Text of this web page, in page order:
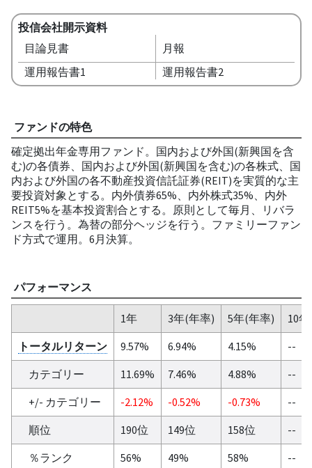
投信会社開示資料
目論見書
月報
運用報告書1
運用報告書2
ファンドの特色
確定拠出年金専用ファンド。国内および外国(新興国を含
む)の各債券、国内および外国(新興国を含む)の各株式、国
内および外国の各不動産投資信託証券(REIT)を実質的な主
要投資対象とする。内外債券65%、内外株式35%、内外
REIT5%を基本投資割合とする。原則として毎月、リバラ
ンスを行う。為替の部分ヘッジを行う。ファミリーファン
ド方式で運用。6月決算。
パフォーマンス
1年 3年(年率) 5年(年率)
10
トータルリターン
9.57% 6.94% 4.15%
--
カテゴリー
11.69% 7.46% 4.88%
--
+/- カテゴリー
-2.12% -0.52% -0.73%
--
順位
190位 149位 158位
--
％ランク
56% 49% 58%
--